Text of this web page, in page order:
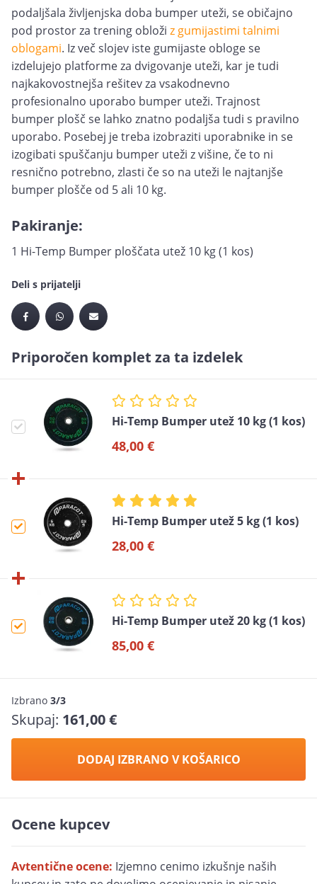
podaljšala življenjska doba bumper uteži, se običajno
pod prostor za trening obloži z gumijastimi talnimi
oblogami. Iz več slojev iste gumijaste obloge se
izdelujejo platforme za dvigovanje uteži, kar je tudi
najkakovostnejša rešitev za vsakodnevno
profesionalno uporabo bumper uteži. Trajnost
bumper plošč se lahko znatno podaljša tudi s pravilno
uporabo. Posebej je treba izobraziti uporabnike in se
izogibati spuščanju bumper uteži z višine, če to ni
resnično potrebno, zlasti če so na uteži le najtanjše
bumper plošče od 5 ali 10 kg.
Pakiranje:
1 Hi-Temp Bumper ploščata utež 10 kg (1 kos)
Deli s prijatelji
Priporočen komplet za ta izdelek
Hi-Temp Bumper utež 10 kg (1 kos)
48,00 €
Hi-Temp Bumper utež 5 kg (1 kos)
28,00 €
Hi-Temp Bumper utež 20 kg (1 kos)
85,00 €
Izbrano 3/3
Skupaj: 161,00 €
DODAJ IZBRANO V KOŠARICO
Ocene kupcev
Avtentične ocene: Izjemno cenimo izkušnje naših